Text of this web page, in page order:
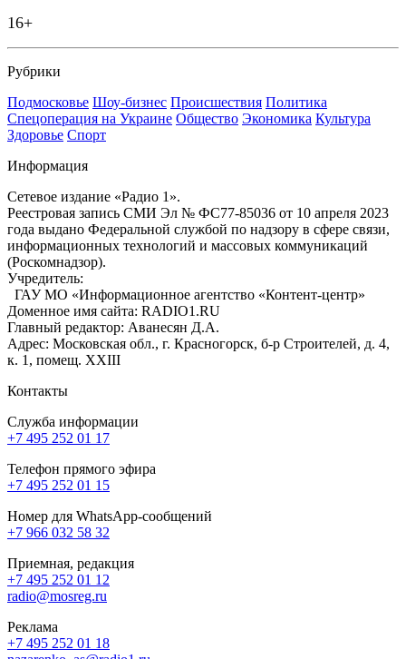
16+
Рубрики
Подмосковье Шоу-бизнес Происшествия Политика
Спецоперация на Украине Общество Экономика Культура
Здоровье Спорт
Информация
Сетевое издание «Радио 1».
Реестровая запись СМИ Эл № ФС77-85036 от 10 апреля 2023
года выдано Федеральной службой по надзору в сфере связи,
информационных технологий и массовых коммуникаций
(Роскомнадзор).
Учредитель:
ГАУ МО «Информационное агентство «Контент-центр»
Доменное имя сайта: RADIO1.RU
Главный редактор: Аванесян Д.А.
Адрес: Московская обл., г. Красногорск, б-р Строителей, д. 4,
к. 1, помещ. XXIII
Контакты
Служба информации
+7 495 252 01 17
Телефон прямого эфира
+7 495 252 01 15
Номер для WhatsApp-сообщений
+7 966 032 58 32
Приемная, редакция
+7 495 252 01 12
radio@mosreg.ru
Реклама
+7 495 252 01 18